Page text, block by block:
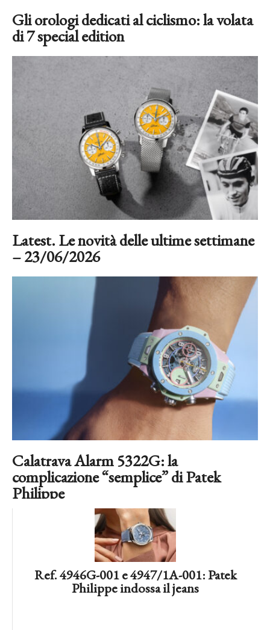
Ref. 4946G-001 e 4947/1A-001: Patek
Philippe indossa il jeans
Gli orologi dedicati al ciclismo: la volata
di 7 special edition
Latest. Le novità delle ultime settimane
– 23/06/2026
Calatrava Alarm 5322G: la
complicazione “semplice” di Patek
Philippe